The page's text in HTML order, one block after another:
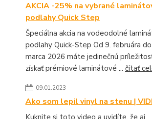
AKCIA -25% na vybrané
podlahy Quick Step
Špeciálna akcia na vodeodolné
podlahy Quick-Step Od 9. februára
marca 2026 máte jedinečnú
získať prémiové laminátové ... čítať
09.01.2023
Ako som lepil vinyl na stenu |
Kuknite si toto video a uvidíte, že aj